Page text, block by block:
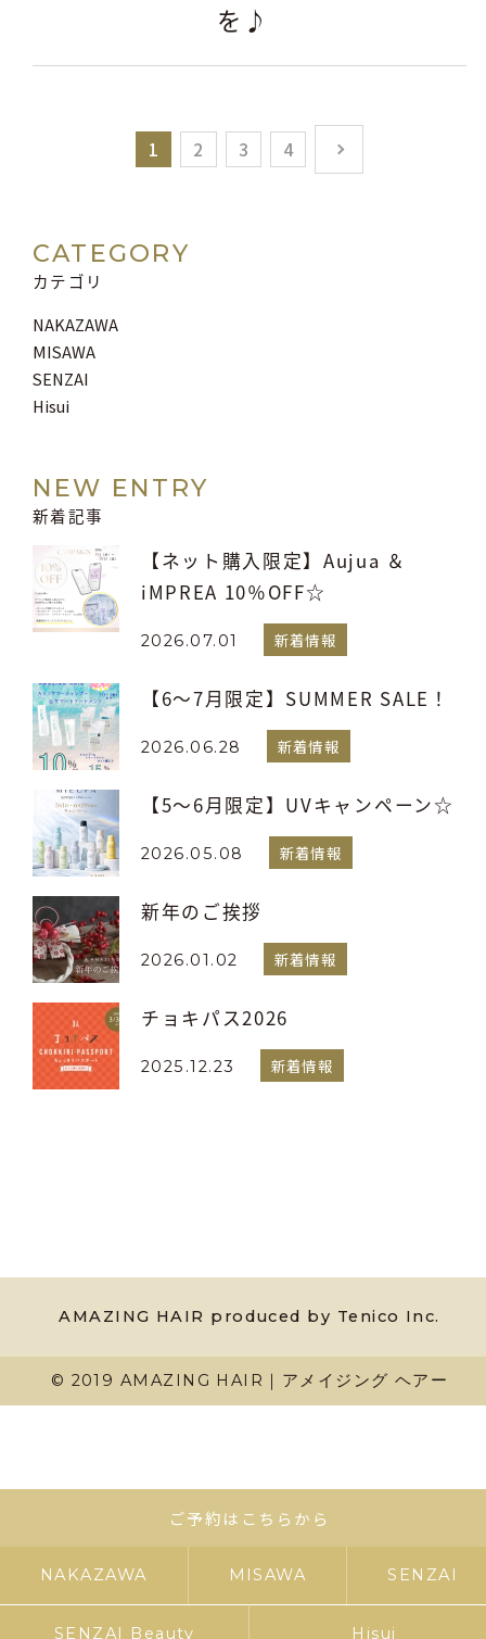
を♪
1 2 3 4
CATEGORY
カテゴリ
NAKAZAWA
MISAWA
SENZAI
Hisui
NEW ENTRY
新着記事
【ネット購入限定】Aujua ＆
iMPREA 10％OFF☆
2026.07.01 新着情報
【6～7月限定】SUMMER SALE！
2026.06.28 新着情報
【5～6月限定】UVキャンペーン☆
2026.05.08 新着情報
新年のご挨拶
2026.01.02 新着情報
チョキパス2026
2025.12.23 新着情報
AMAZING HAIR produced by Tenico Inc.
© 2019 AMAZING HAIR｜アメイジング ヘアー
ご予約はこちらから
NAKAZAWA MISAWA SENZAI
SENZAI Beauty Hisui